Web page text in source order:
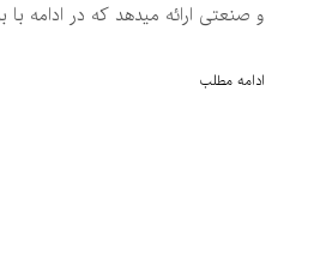
و صنعتی ارائه میدهد که در ادامه با
ادامه مطلب